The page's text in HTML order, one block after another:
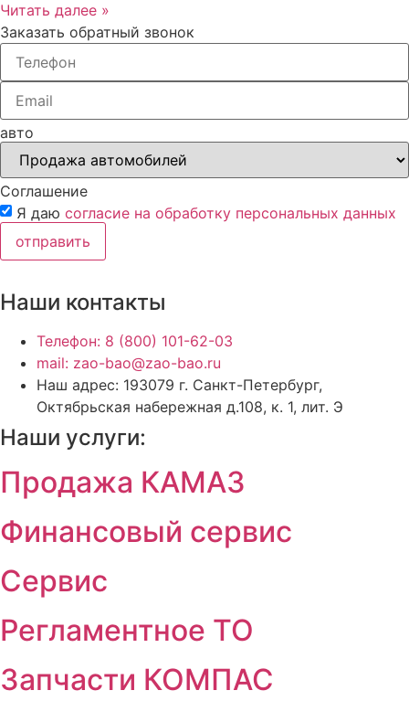
Читать далее »
Заказать обратный звонок
авто
Соглашение
Я даю согласие на обработку персональных данных
отправить
Наши контакты
Телефон: 8 (800) 101-62-03
mail: zao-bao@zao-bao.ru
Наш адрес: 193079 г. Санкт-Петербург,
Октябрьская набережная д.108, к. 1, лит. Э
Наши услуги:
Продажа КАМАЗ
Финансовый сервис
Сервис
Регламентное ТО
Запчасти КОМПАС